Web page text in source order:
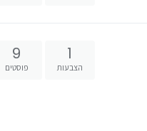
1
הצבעות
9
פוסטים